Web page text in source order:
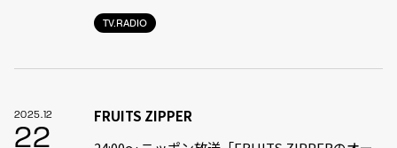
TV.RADIO
2025.12
22
FRUITS ZIPPER